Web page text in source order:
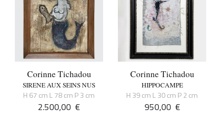
Corinne Tichadou
SIRENE AUX SEINS NUS
H 67 cm L 78 cm P 3 cm
2.500,00 €
Corinne Tichadou
HIPPOCAMPE
H 39 cm L 30 cm P 2 cm
950,00 €